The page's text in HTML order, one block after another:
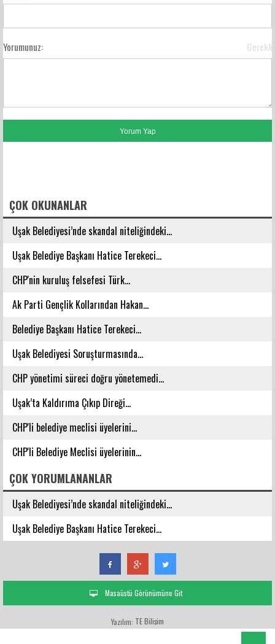
Yorumunuz: Gerekli
ÇOK OKUNANLAR
Uşak Belediyesi’nde skandal niteliğindeki...
Uşak Belediye Başkanı Hatice Terekeci...
CHP'nin kuruluş felsefesi Türk...
Ak Parti Gençlik Kollarından Hakan...
Belediye Başkanı Hatice Terekeci...
Uşak Belediyesi Soruşturmasında...
CHP yönetimi süreci doğru yönetemedi...
Uşak’ta Kaldırıma Çıkıp Direği...
CHP'li belediye meclisi üyelerini...
CHP'li Belediye Meclisi üyelerinin...
ÇOK YORUMLANANLAR
Uşak Belediyesi’nde skandal niteliğindeki...
Uşak Belediye Başkanı Hatice Terekeci...
Masaüstü Görünümüne Git
Yazılım: TE Bilişim